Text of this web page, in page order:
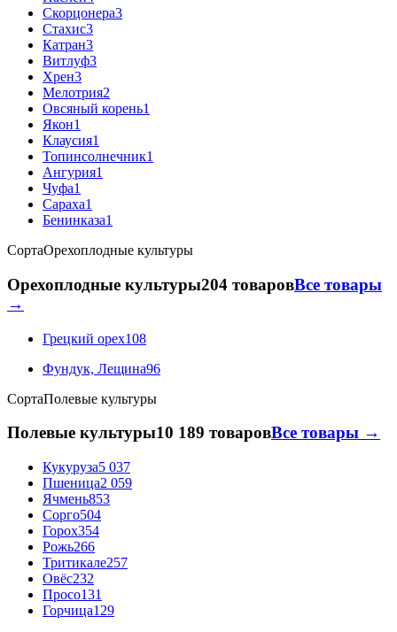
Скорцонера3
Стахис3
Катран3
Витлуф3
Хрен3
Мелотрия2
Овсяный корень1
Якон1
Клаусия1
Топинсолнечник1
Ангурия1
Чуфа1
Сараха1
Бенинказа1
СортаОрехоплодные культуры
Орехоплодные культуры204 товаровВсе товары
→
Грецкий орех108
Фундук, Лещина96
СортаПолевые культуры
Полевые культуры10 189 товаровВсе товары →
Кукуруза5 037
Пшеница2 059
Ячмень853
Сорго504
Горох354
Рожь266
Тритикале257
Овёс232
Просо131
Горчица129